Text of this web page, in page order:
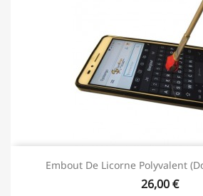
Embout De Licorne Polyvalent
26,00 €